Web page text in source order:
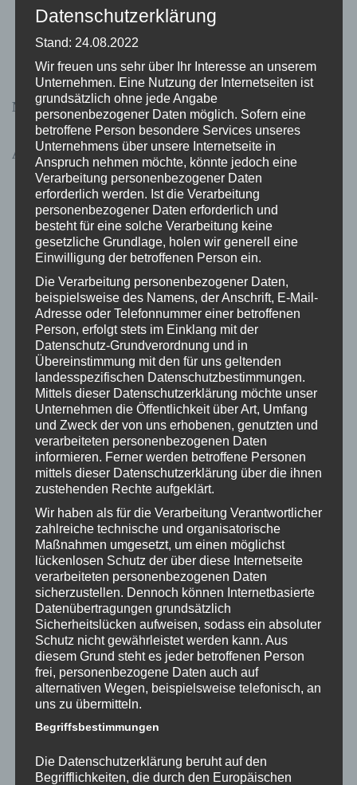
Neueste Kommentare
Archive
November 2024
Juni 2023
Mai 2023
April 2023
März 2023
Februar 2023
Januar 2023
Dezember 2022
Oktober 2022
September 2022
Juni 2022
Mai 2022
April 2022
März 2022
Februar 2022
Januar 2022
November 2021
Oktober 2021
September 2021
August 2021
Datenschutzerklärung
Stand: 24.08.2022
Wir freuen uns sehr über Ihr Interesse an unserem
Unternehmen. Eine Nutzung der Internetseiten ist
grundsätzlich ohne jede Angabe
personenbezogener Daten möglich. Sofern eine
betroffene Person besondere Services unseres
Unternehmens über unsere Internetseite in
Anspruch nehmen möchte, könnte jedoch eine
Verarbeitung personenbezogener Daten
erforderlich werden. Ist die Verarbeitung
personenbezogener Daten erforderlich und
besteht für eine solche Verarbeitung keine
gesetzliche Grundlage, holen wir generell eine
Einwilligung der betroffenen Person ein.
Die Verarbeitung personenbezogener Daten,
beispielsweise des Namens, der Anschrift, E-Mail-
Adresse oder Telefonnummer einer betroffenen
Person, erfolgt stets im Einklang mit der
Datenschutz-Grundverordnung und in
Übereinstimmung mit den für uns geltenden
landesspezifischen Datenschutzbestimmungen.
Mittels dieser Datenschutzerklärung möchte unser
Unternehmen die Öffentlichkeit über Art, Umfang
und Zweck der von uns erhobenen, genutzten und
verarbeiteten personenbezogenen Daten
informieren. Ferner werden betroffene Personen
mittels dieser Datenschutzerklärung über die ihnen
zustehenden Rechte aufgeklärt.
Wir haben als für die Verarbeitung Verantwortlicher
zahlreiche technische und organisatorische
Maßnahmen umgesetzt, um einen möglichst
lückenlosen Schutz der über diese Internetseite
verarbeiteten personenbezogenen Daten
sicherzustellen. Dennoch können Internetbasierte
Datenübertragungen grundsätzlich
Sicherheitslücken aufweisen, sodass ein absoluter
Schutz nicht gewährleistet werden kann. Aus
diesem Grund steht es jeder betroffenen Person
frei, personenbezogene Daten auch auf
alternativen Wegen, beispielsweise telefonisch, an
uns zu übermitteln.
Begriffsbestimmungen
Die Datenschutzerklärung beruht auf den
Begrifflichkeiten, die durch den Europäischen